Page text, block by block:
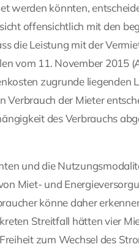
werden könnten,
offensichtlich mit den
die Leistung mit der
vom 11. November 2015
zugrunde liegenden
der Mieter
des Verbrauchs
und die
Miet- und
könne daher
Streitfall hätten vier
zum Wechsel des